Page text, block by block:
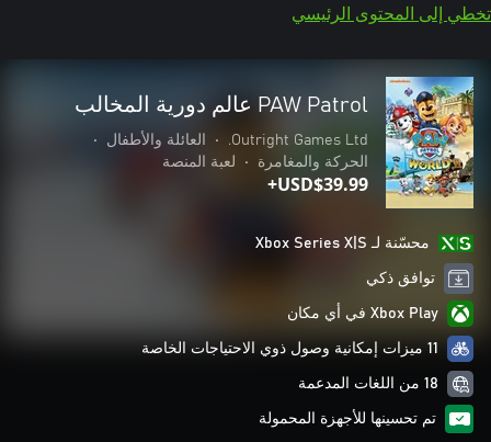
تخطي إلى المحتوى الرئيسي
PAW Patrol عالم دورية المخالب
Outright Games Ltd.
• العائلة والأطفال
•
الحركة والمغامرة
• لعبة المنصة
USD$39.99+
محسّنة لـ Xbox Series X|S
توافق ذكي
Xbox Play في أي مكان
11 ميزات إمكانية وصول ذوي الاحتياجات الخاصة
18 من اللغات المدعمة
تم تحسينها للأجهزة المحمولة